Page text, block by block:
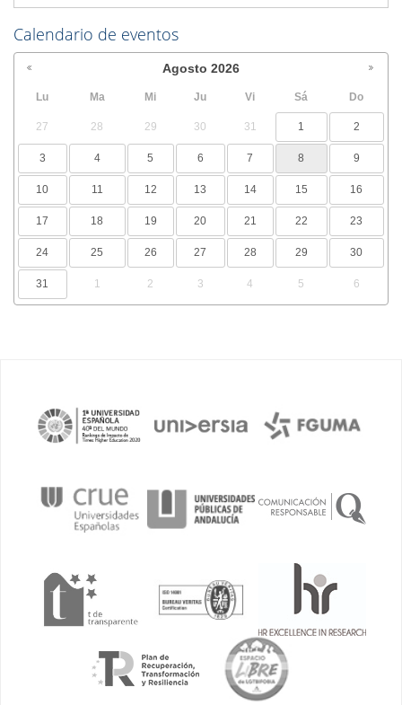
Calendario de eventos
Agosto 2026
Lu Ma Mi Ju Vi Sá Do
27 28 29 30 31 1 2
3 4 5 6 7 8 9
10 11 12 13 14 15 16
17 18 19 20 21 22 23
24 25 26 27 28 29 30
31 1 2 3 4 5 6